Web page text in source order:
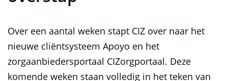
Over een aantal weken stapt CIZ over naar het
nieuwe cliëntsysteem Apoyo en het
zorgaanbiedersportaal CIZorgportaal. Deze
komende weken staan volledig in het teken van